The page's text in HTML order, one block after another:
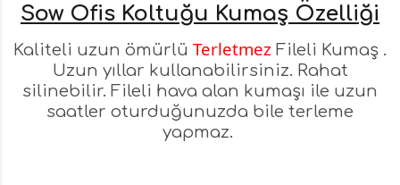
Sow Ofis Koltuğu Kumaş Özelliği
Kaliteli uzun ömürlü Terletmez Fileli Kumaş .
Uzun yıllar kullanabilirsiniz. Rahat
silinebilir. Fileli hava alan kumaşı ile uzun
saatler oturduğunuzda bile terleme
yapmaz.